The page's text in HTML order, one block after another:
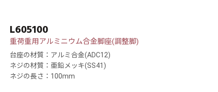
L605100
重荷重用アルミニウム合金脚座(調整脚)
台座の材質：アルミ合金(ADC12)
ネジの材質：亜鉛メッキ(SS41)
ネジの長さ：100mm